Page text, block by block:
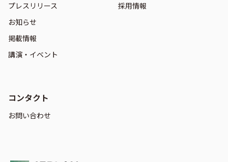
プレスリリース
お知らせ
掲載情報
講演・イベント
採用情報
コンタクト
お問い合わせ